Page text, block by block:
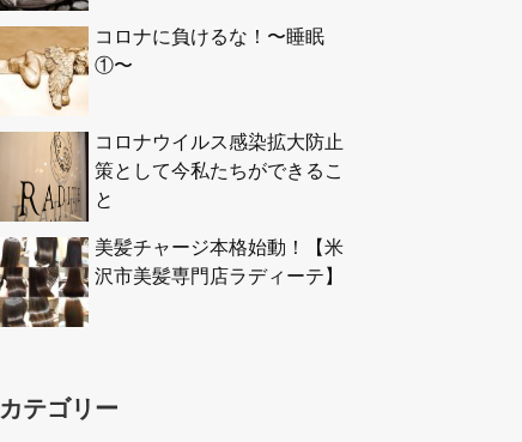
コロナに負けるな！〜睡眠
①〜
コロナウイルス感染拡大防止
策として今私たちができるこ
と
美髪チャージ本格始動！【米
沢市美髪専門店ラディーテ】
カテゴリー